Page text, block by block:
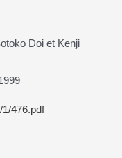
Doi et Kenji
476.pdf